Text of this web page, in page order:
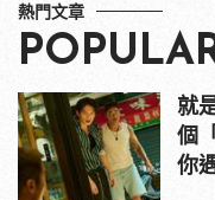
熱門文章
就
個
你